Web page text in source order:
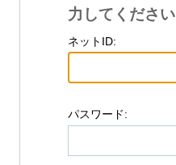
力してください
ネットID:
パスワード: